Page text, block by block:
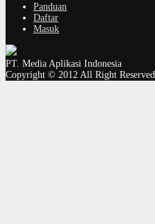
Panduan
Daftar
Masuk
PT. Media Aplikasi Indonesia
Copyright © 2012 All Right Reserved